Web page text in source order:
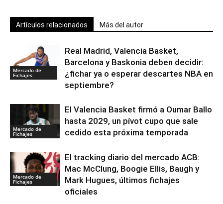
Artículos relacionados Más del autor
Mercado de
Fichajes
Real Madrid, Valencia Basket,
Barcelona y Baskonia deben decidir:
¿fichar ya o esperar descartes NBA en
septiembre?
Mercado de
Fichajes
El Valencia Basket firmó a Oumar Ballo
hasta 2029, un pívot cupo que sale
cedido esta próxima temporada
Mercado de
Fichajes
El tracking diario del mercado ACB:
Mac McClung, Boogie Ellis, Baugh y
Mark Hugues, últimos fichajes
oficiales